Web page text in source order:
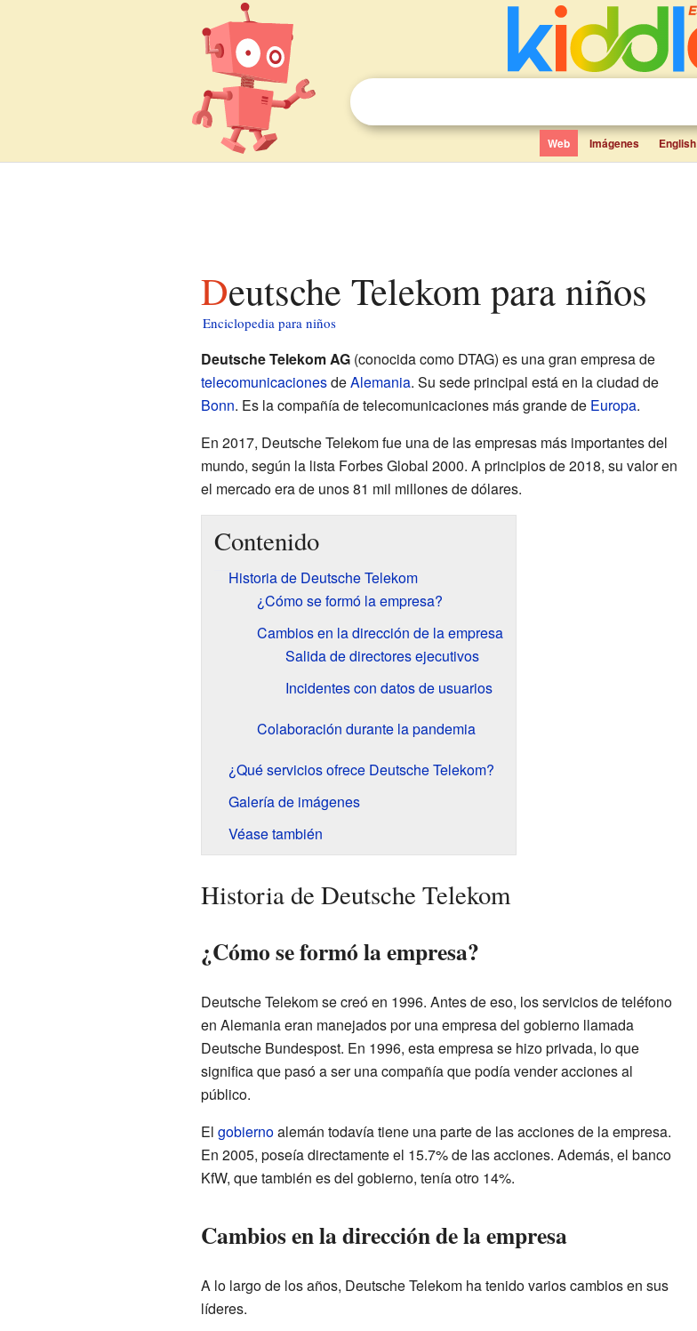
Web Imágenes English
Deutsche Telekom para niños
Enciclopedia para niños
Deutsche Telekom AG(conocida como DTAG) es una gran empresa de
telecomunicacionesdeAlemania. Su sede principal está en la ciudad de
Bonn. Es la compañía de telecomunicaciones más grande de Europa.
En 2017, Deutsche Telekom fue una de las empresas más importantes del
mundo, según la lista Forbes Global 2000. A principios de 2018, su valor en
el mercado era de unos 81 mil millones de dólares.
Contenido
Historia de Deutsche Telekom
¿Cómo se formó la empresa?
Cambios en la dirección de la empresa
Salida de directores ejecutivos
Incidentes con datos de usuarios
Colaboración durante la pandemia
¿Qué servicios ofrece Deutsche Telekom?
Galería de imágenes
Véase también
Historia de Deutsche Telekom
¿Cómo se formó la empresa?
Deutsche Telekom se creó en 1996. Antes de eso, los servicios de teléfono
en Alemania eran manejados por una empresa del gobierno llamada
Deutsche Bundespost. En 1996, esta empresa se hizo privada, lo que
significa que pasó a ser una compañía que podía vender acciones al
público.
El gobiernoalemán todavía tiene una parte de las acciones de la empresa.
En 2005, poseía directamente el 15.7% de las acciones. Además, el banco
KfW, que también es del gobierno, tenía otro 14%.
Cambios en la dirección de la empresa
A lo largo de los años, Deutsche Telekom ha tenido varios cambios en sus
líderes.